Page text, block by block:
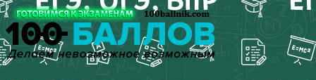
Перейти
к
содержимому